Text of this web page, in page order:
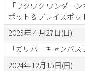
「ワクワク ワンダー
ポット＆プレイスポッ
2025年４月27日(日)
「ガリバーキャンバス
2024年12月15日(日)